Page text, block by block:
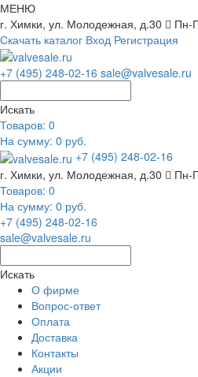
МЕНЮ
г. Химки, ул. Молодежная, д.30
Пн-
Скачать каталог Вход Регистрация
+7 (495) 248-02-16 sale@valvesale.ru
Искать
Товаров: 0
На сумму: 0 руб.
+7 (495) 248-02-16
г. Химки, ул. Молодежная, д.30
Пн-
Товаров: 0
На сумму: 0 руб.
+7 (495) 248-02-16
sale@valvesale.ru
Искать
О фирме
Вопрос-ответ
Оплата
Доставка
Контакты
Акции